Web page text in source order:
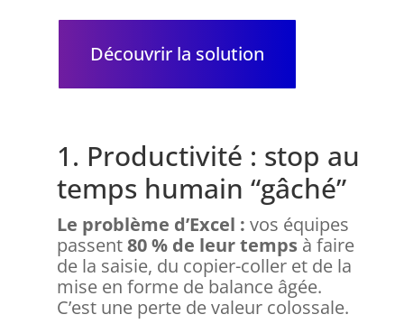
Découvrir la solution
1. Productivité : stop au
temps humain “gâché”
Le problème d’Excel : vos équipes
passent80 % de leur tempsà faire
de la saisie, du copier-coller et de la
mise en forme de balance âgée.
C’est une perte de valeur colossale.